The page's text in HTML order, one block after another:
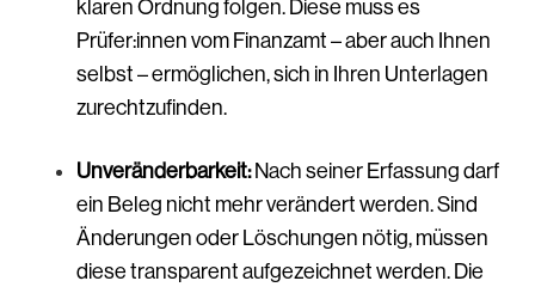
klaren Ordnung folgen. Diese muss es
Prüfer:innen vom Finanzamt – aber auch Ihnen
selbst – ermöglichen, sich in Ihren Unterlagen
zurechtzufinden.
Unveränderbarkeit: Nach seiner Erfassung darf
ein Beleg nicht mehr verändert werden. Sind
Änderungen oder Löschungen nötig, müssen
diese transparent aufgezeichnet werden. Die